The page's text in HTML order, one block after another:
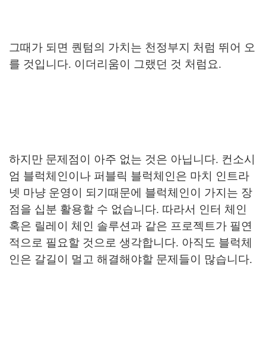
그때가 되면 퀀텀의 가치는 천정부지 처럼 뛰어 오
를 것입니다. 이더리움이 그랬던 것 처럼요.
하지만 문제점이 아주 없는 것은 아닙니다. 컨소시
엄 블럭체인이나 퍼블릭 블럭체인은 마치 인트라
넷 마냥 운영이 되기때문에 블럭체인이 가지는 장
점을 십분 활용할 수 없습니다. 따라서 인터 체인
혹은 릴레이 체인 솔루션과 같은 프로젝트가 필연
적으로 필요할 것으로 생각합니다. 아직도 블럭체
인은 갈길이 멀고 해결해야할 문제들이 많습니다.